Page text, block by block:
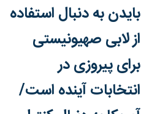
بایدن به دنبال استفاده
از لابی صهیونیستی
برای پیروزی در
انتخابات آینده است/